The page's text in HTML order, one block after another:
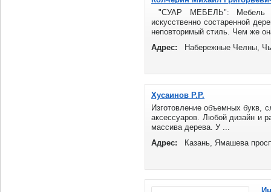
"СУАР МЕБЕЛЬ": Мебель
искусственно состаренной
неповторимый стиль. Чем же
Адрес:
Набережные Челны,
Хусаинов Р.Р.
Изготовление объемных букв,
аксессуаров. Любой дизайн и
массива дерева. У ...
Адрес:
Казань, Ямашева